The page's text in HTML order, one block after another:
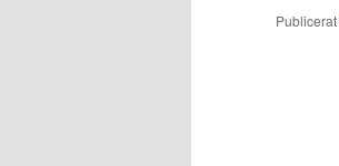
Publicerat